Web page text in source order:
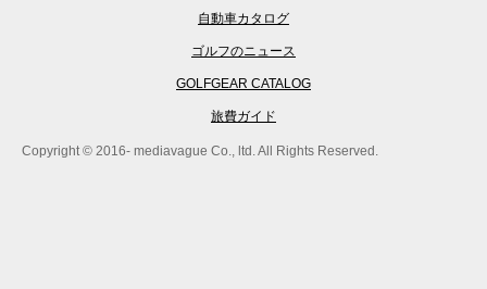
自動車カタログ
ゴルフのニュース
GOLFGEAR CATALOG
旅費ガイド
Copyright © 2016- mediavague Co., ltd. All Rights Reserved.